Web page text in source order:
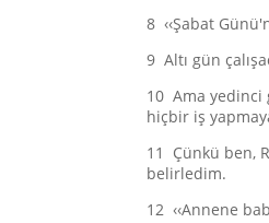
8 ‹‹Şabat
9 Altı gün
10 Ama yedinci
hiçbir iş
11 Çünkü ben,
belirledim.
12 ‹‹Annene